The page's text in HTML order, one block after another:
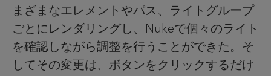
まざまなエレメントやパス、ライトグループ
ごとにレンダリングし、Nukeで個々のライト
を確認しながら調整を行うことができた。そ
してその変更は、ボタンをクリックするだけ